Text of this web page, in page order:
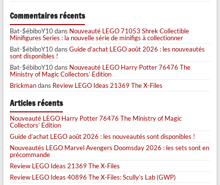
Commentaires récents
Bat-$ébiboY10dans Nouveauté LEGO 71053 Shrek Collectible
Minifigures Series : la nouvelle série de minifigs à collectionner
Bat-$ébiboY10dans Guide d’achat LEGO août 2026 : les nouveautés
sont disponibles !
Bat-$ébiboY10dans Nouveauté LEGO Harry Potter 76476 The
Ministry of Magic Collectors’ Edition
Brickmandans Review LEGO Ideas 21369 The X-Files
Articles récents
Nouveauté LEGO Harry Potter 76476 The Ministry of Magic
Collectors’ Edition
Guide d’achat LEGO août 2026 : les nouveautés sont disponibles !
Nouveautés LEGO Marvel Avengers Doomsday 2026 : les sets sont en
précommande
Review LEGO Ideas 21369 The X-Files
Review LEGO Ideas 40896 The X-Files: Scully’s Lab (GWP)